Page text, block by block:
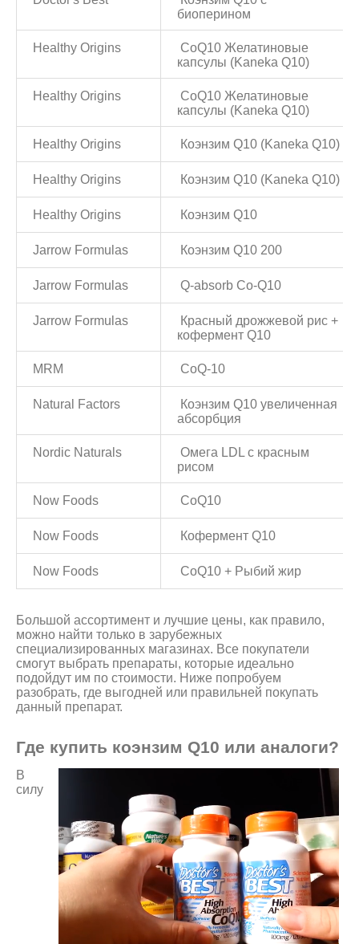
биоперином
Healthy Origins
CoQ10 Желатиновые
капсулы (Kaneka Q10)
Healthy Origins
CoQ10 Желатиновые
капсулы (Kaneka Q10)
Healthy Origins Коэнзим Q10 (Kaneka Q10)
Healthy Origins Коэнзим Q10 (Kaneka Q10)
Healthy Origins Коэнзим Q10
Jarrow Formulas Коэнзим Q10 200
Jarrow Formulas Q-absorb Co-Q10
Jarrow Formulas
Красный дрожжевой рис +
кофермент Q10
MRM CoQ-10
Natural Factors
Коэнзим Q10 увеличенная
абсорбция
Nordic Naturals
Омега LDL с красным
рисом
Now Foods CoQ10
Now Foods Кофермент Q10
Now Foods CoQ10 + Рыбий жир
Большой ассортимент и лучшие цены, как правило,
можно найти только в зарубежных
специализированных магазинах. Все покупатели
смогут выбрать препараты, которые идеально
подойдут им по стоимости. Ниже попробуем
разобрать, где выгодней или правильней покупать
данный препарат.
Где купить коэнзим Q10 или аналоги?
В
силу